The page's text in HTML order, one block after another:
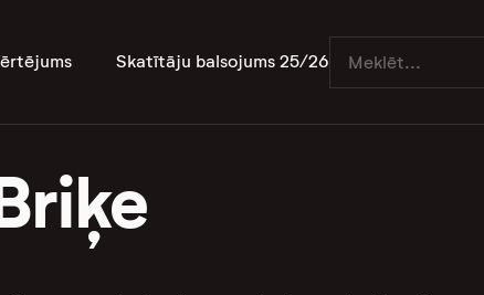
Skatītāju balsojums 25/26